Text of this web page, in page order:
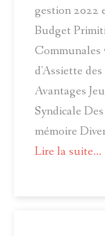
gestion 2022
Budget
Communales
d'Assiette
Avantages
Syndicale
mémoire
Lire la suite...